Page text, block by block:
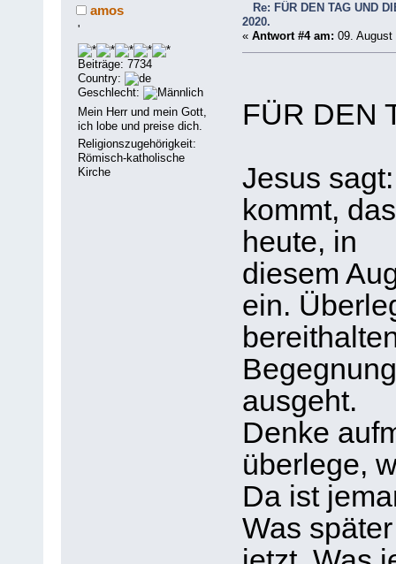
amos
'
Beiträge: 7734
Country:
Geschlecht:
Mein Herr und mein Gott,
ich lobe und preise dich.
Religionszugehörigkeit:
Römisch-katholische
Kirche
Re: FÜR DEN TAG UND
2020.
« Antwort #4 am: 09. August
FÜR DEN
Jesus
kommt,
heute, in
diesem
ein.
ausgeht.
Denke
überlege,
Da ist
Was